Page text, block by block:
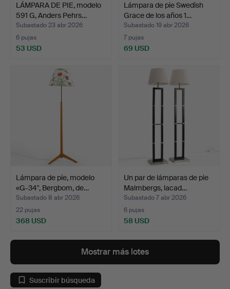
LÁMPARA DE PIE, modelo
591 G, Anders Pehrs…
Subastado 23 abr 2026
6 pujas
53 USD
Lámpara de pie Swedish
Grace de los años 1…
Subastado 19 abr 2026
7 pujas
69 USD
Lámpara de pie, modelo
«G-34", Bergbom, de…
Subastado 8 abr 2026
22 pujas
368 USD
Un par de lámparas de pie
Malmbergs, lacad…
Subastado 7 abr 2026
6 pujas
58 USD
Mostrar más lotes
Suscribir búsqueda